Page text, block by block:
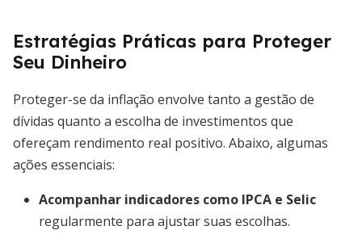
Estratégias Práticas para Proteger
Seu Dinheiro
Proteger-se da inflação envolve tanto a gestão de
dívidas quanto a escolha de investimentos que
ofereçam rendimento real positivo. Abaixo, algumas
ações essenciais:
Acompanhar indicadores como IPCA e Selic
regularmente para ajustar suas escolhas.